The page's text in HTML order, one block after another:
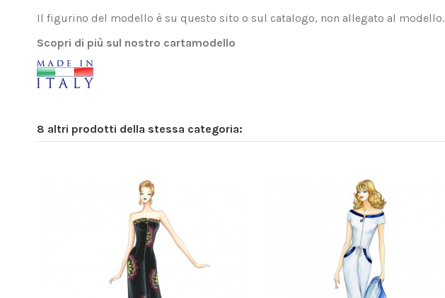
Il figurino del modello è su questo sito o sul catalogo, non allegato al modello.
Scopri di più sul nostro cartamodello
8 altri prodotti della stessa categoria: